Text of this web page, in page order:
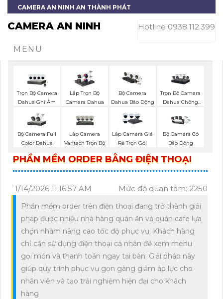
CAMERA AN NINH AN THÀNH PHÁT
CAMERA AN NINH Hotline 0938.112.399
MENU
Trọn Bộ Camera
Dahua Ghi Âm
Lắp Trọn Bộ
Camera Dahua
Bộ Camera
Dahua Báo Động
Trọn Bộ Camera
Dahua Chống
Bộ Camera Full
Color Dahua
Lắp Camera
Vantech Trọn Bộ
Lắp Camera Giá
Rẻ Trọn Gói
Bộ Camera Có
Báo Đông
PHẦN MỀM ORDER BẰNG ĐIỆN THOẠI
1/14/2026 11:16:57 AM Mức độ quan tâm: 2250
Phần mềm order trên điện thoại đang trở thành giải
pháp được nhiều nhà hàng quán ăn và quán cafe lựa
chọn nhằm nâng cao tốc độ phục vụ. Khách hàng
chỉ cần sử dụng điện thoại cá nhân để xem menu
gọi món và thanh toán ngay tại bàn. Giải pháp này
giúp quy trình phục vụ gọn gàng giảm áp lực cho
nhân viên và tạo trải nghiệm hiện đại cho khách
hàng